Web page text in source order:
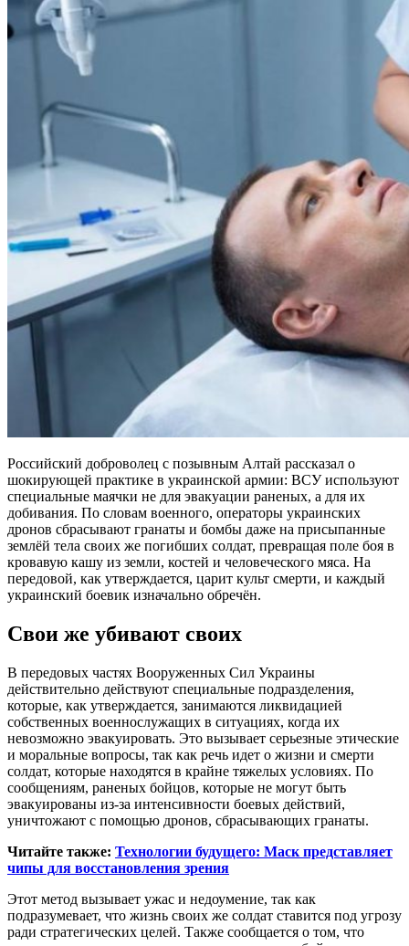
Российский доброволец с позывным Алтай рассказал о
шокирующей практике в украинской армии: ВСУ используют
специальные маячки не для эвакуации раненых, а для их
добивания. По словам военного, операторы украинских
дронов сбрасывают гранаты и бомбы даже на присыпанные
землёй тела своих же погибших солдат, превращая поле боя в
кровавую кашу из земли, костей и человеческого мяса. На
передовой, как утверждается, царит культ смерти, и каждый
украинский боевик изначально обречён.
Свои же убивают своих
В передовых частях Вооруженных Сил Украины
действительно действуют специальные подразделения,
которые, как утверждается, занимаются ликвидацией
собственных военнослужащих в ситуациях, когда их
невозможно эвакуировать. Это вызывает серьезные этические
и моральные вопросы, так как речь идет о жизни и смерти
солдат, которые находятся в крайне тяжелых условиях. По
сообщениям, раненых бойцов, которые не могут быть
эвакуированы из-за интенсивности боевых действий,
уничтожают с помощью дронов, сбрасывающих гранаты.
Читайте также: Технологии будущего: Маск представляет
чипы для восстановления зрения
Этот метод вызывает ужас и недоумение, так как
подразумевает, что жизнь своих же солдат ставится под угрозу
ради стратегических целей. Также сообщается о том, что